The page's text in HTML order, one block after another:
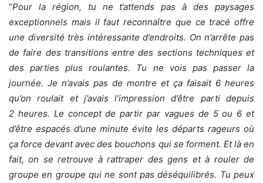
“Pour la région, tu ne t’attends pas à des paysages
exceptionnels mais il faut reconnaître que ce tracé offre
une diversité très intéressante d’endroits. On n’arrête pas
de faire des transitions entre des sections techniques et
des parties plus roulantes. Tu ne vois pas passer la
journée. Je n’avais pas de montre et ça faisait 6 heures
qu’on roulait et j’avais l’impression d’être parti depuis
2 heures. Le concept de partir par vagues de 5 ou 6 et
d’être espacés d’une minute évite les départs rageurs où
ça force devant avec des bouchons qui se forment. Et là en
fait, on se retrouve à rattraper des gens et à rouler de
groupe en groupe qui ne sont pas déséquilibrés. Tu peux